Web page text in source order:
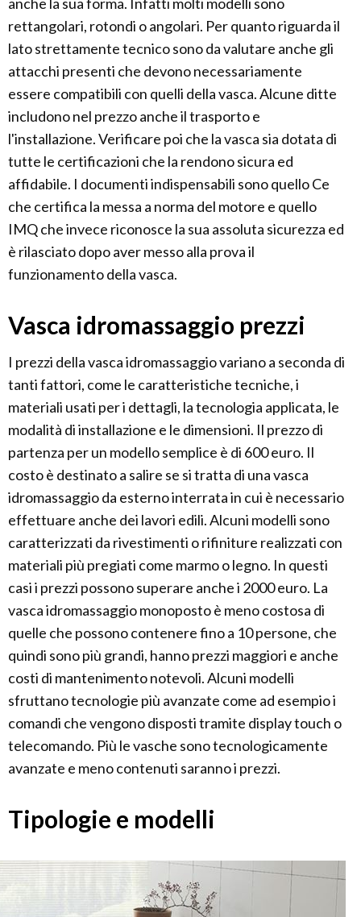
rettangolari, rotondi o angolari. Per quanto riguarda il
lato strettamente tecnico sono da valutare anche gli
attacchi presenti che devono necessariamente
essere compatibili con quelli della vasca. Alcune ditte
includono nel prezzo anche il trasporto e
l'installazione. Verificare poi che la vasca sia dotata di
tutte le certificazioni che la rendono sicura ed
affidabile. I documenti indispensabili sono quello Ce
che certifica la messa a norma del motore e quello
IMQ che invece riconosce la sua assoluta sicurezza ed
è rilasciato dopo aver messo alla prova il
funzionamento della vasca.
Vasca idromassaggio prezzi
I prezzi della vasca idromassaggio variano a seconda di
tanti fattori, come le caratteristiche tecniche, i
materiali usati per i dettagli, la tecnologia applicata, le
modalità di installazione e le dimensioni. Il prezzo di
partenza per un modello semplice è di 600 euro. Il
costo è destinato a salire se si tratta di una vasca
idromassaggio da esterno interrata in cui è necessario
effettuare anche dei lavori edili. Alcuni modelli sono
caratterizzati da rivestimenti o rifiniture realizzati con
materiali più pregiati come marmo o legno. In questi
casi i prezzi possono superare anche i 2000 euro. La
vasca idromassaggio monoposto è meno costosa di
quelle che possono contenere fino a 10 persone, che
quindi sono più grandi, hanno prezzi maggiori e anche
costi di mantenimento notevoli. Alcuni modelli
sfruttano tecnologie più avanzate come ad esempio i
comandi che vengono disposti tramite display touch o
telecomando. Più le vasche sono tecnologicamente
avanzate e meno contenuti saranno i prezzi.
Tipologie e modelli